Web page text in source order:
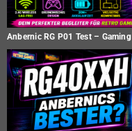
Anbernic RG P01 Test –